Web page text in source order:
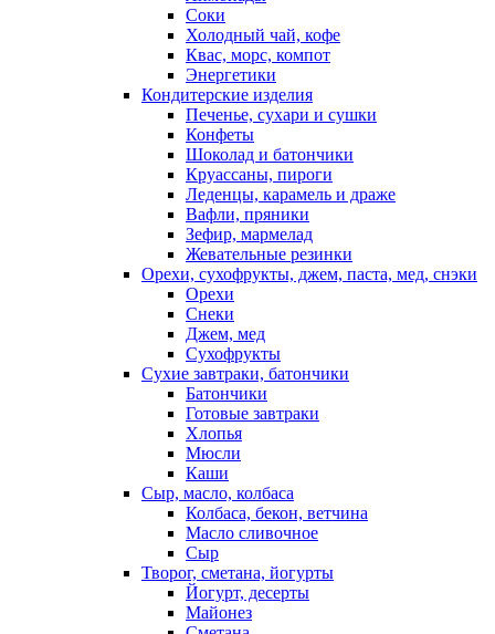
Соки
Холодный чай, кофе
Квас, морс, компот
Энергетики
Кондитерские изделия
Печенье, сухари и сушки
Конфеты
Шоколад и батончики
Круассаны, пироги
Леденцы, карамель и драже
Вафли, пряники
Зефир, мармелад
Жевательные резинки
Орехи, сухофрукты, джем, паста, мед, снэки
Орехи
Снеки
Джем, мед
Сухофрукты
Сухие завтраки, батончики
Батончики
Готовые завтраки
Хлопья
Мюсли
Каши
Сыр, масло, колбаса
Колбаса, бекон, ветчина
Масло сливочное
Сыр
Творог, сметана, йогурты
Йогурт, десерты
Майонез